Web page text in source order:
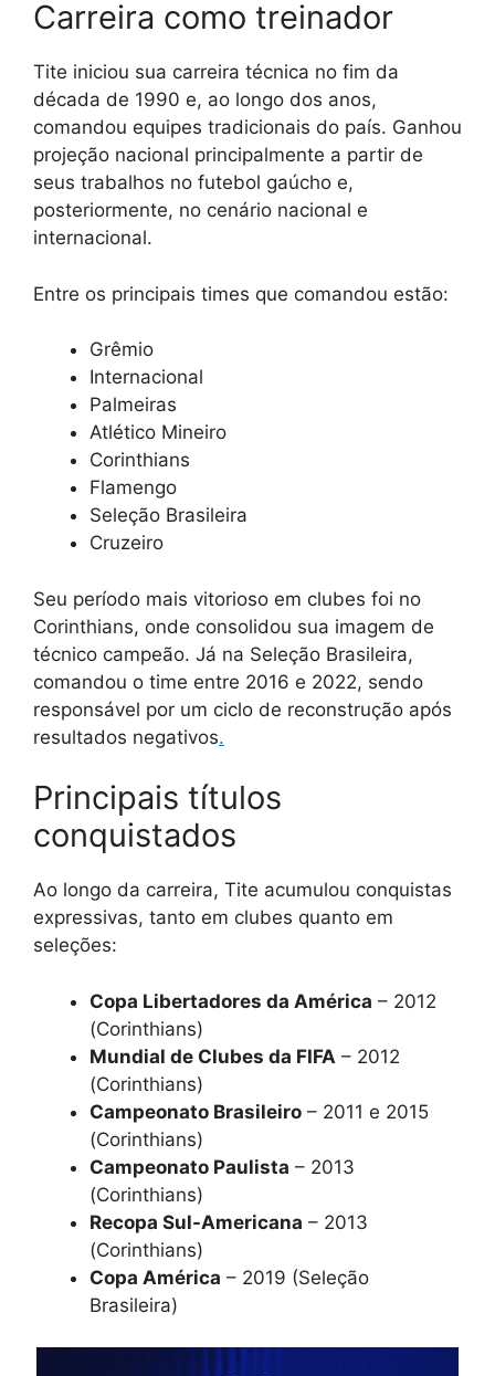
Carreira como treinador
Tite iniciou sua carreira técnica no fim da
década de 1990 e, ao longo dos anos,
comandou equipes tradicionais do país. Ganhou
projeção nacional principalmente a partir de
seus trabalhos no futebol gaúcho e,
posteriormente, no cenário nacional e
internacional.
Entre os principais times que comandou estão:
Grêmio
Internacional
Palmeiras
Atlético Mineiro
Corinthians
Flamengo
Seleção Brasileira
Cruzeiro
Seu período mais vitorioso em clubes foi no
Corinthians, onde consolidou sua imagem de
técnico campeão. Já na Seleção Brasileira,
comandou o time entre 2016 e 2022, sendo
responsável por um ciclo de reconstrução após
resultados negativos.
Principais títulos
conquistados
Ao longo da carreira, Tite acumulou conquistas
expressivas, tanto em clubes quanto em
seleções:
Copa Libertadores da América – 2012
(Corinthians)
Mundial de Clubes da FIFA – 2012
(Corinthians)
Campeonato Brasileiro – 2011 e 2015
(Corinthians)
Campeonato Paulista – 2013
(Corinthians)
Recopa Sul-Americana – 2013
(Corinthians)
Copa América – 2019 (Seleção
Brasileira)